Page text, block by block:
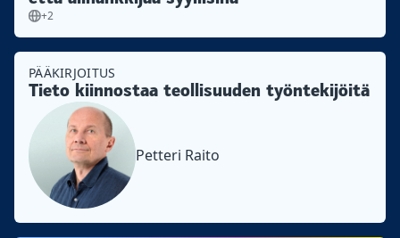
+2
PÄÄKIRJOITUS
Tieto kiinnostaa teollisuuden työntekijöitä
Petteri Raito